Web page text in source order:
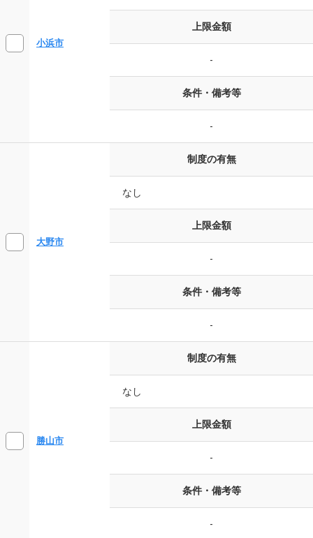
小浜市
上限金額
-
条件・備考等
-
大野市
制度の有無
なし
上限金額
-
条件・備考等
-
勝山市
制度の有無
なし
上限金額
-
条件・備考等
-